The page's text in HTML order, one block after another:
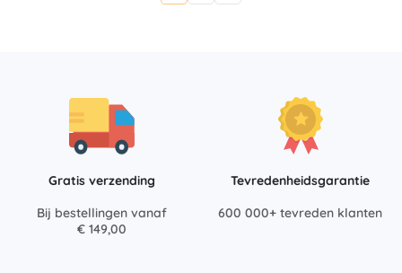
Gratis verzending
Bij bestellingen vanaf
€ 149,00
Tevredenheidsgarantie
600 000+ tevreden klanten